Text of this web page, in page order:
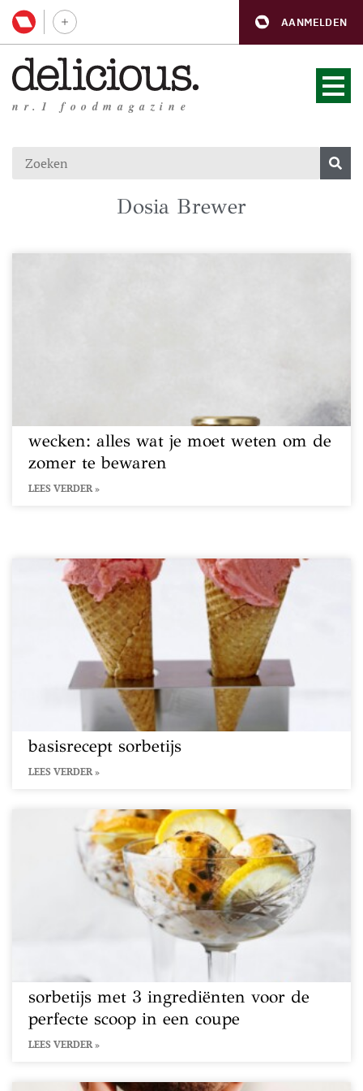
AANMELDEN
nr.1 foodmagazine
Dosia Brewer
wecken: alles wat je moet weten om de
zomer te bewaren
LEES VERDER »
basisrecept sorbetijs
LEES VERDER »
sorbetijs met 3 ingrediënten voor de
perfecte scoop in een coupe
LEES VERDER »